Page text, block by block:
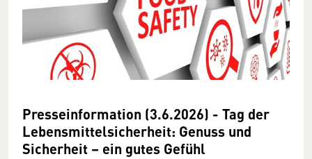
Presseinformation (3.6.2026) - Tag der
Lebensmittelsicherheit: Genuss und
Sicherheit – ein gutes Gefühl